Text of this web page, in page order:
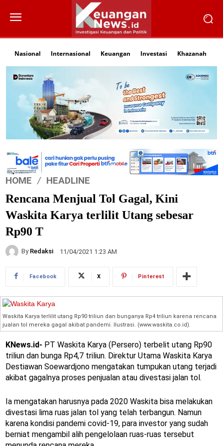
Nasional Internasional Keuangan Investasi Khazanah
HOME HEADLINE
Rencana Menjual Tol Gagal, Kini
Waskita Karya terlilit Utang sebesar
Rp90 T
By Redaksi 11/04/2021 1:23 AM
Facebook X Pinterest
Waskita Karya terlilit utang Rp90 triliun dan bunganya Rp4 triliun karena rencana
jualan tol mereka gagal akibat pandemi. Ilustrasi. (www.waskita.co.id).
KNews.id- PT Waskita Karya (Persero) terbelit utang Rp90
triliun dan bunga Rp4,7 triliun. Direktur Utama Waskita Karya
Destiawan Soewardjono mengatakan tumpukan utang terjadi
akibat gagalnya proses penjualan atau divestasi jalan tol.
Ia mengatakan harusnya pada 2020 Waskita bisa melakukan
divestasi lima ruas jalan tol yang telah terbangun. Namun
karena kondisi pandemi covid-19, para investor yang sudah
berniat mengambil alih pengelolaan ruas-ruas tersebut